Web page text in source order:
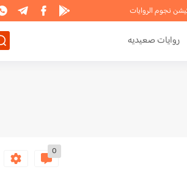
نجوم الروايات
روايات صعيديه
0